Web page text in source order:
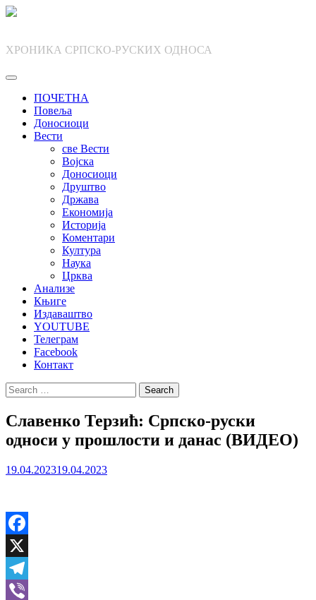
Skip
ХРОНИКА СРПСКО-РУСКИХ ОДНОСА
ПОЧЕТНА
Повеља
Доносиоци
Вести
све Вести
Војска
Доносиоци
Друштво
Држава
Економија
Историја
Коментари
Култура
Наука
Црква
Анализе
Књиге
Издаваштво
YOUTUBE
Телеграм
Facebook
Контакт
Search
for:
Славенко Терзић: Српско-руски
односи у прошлости и данас (ВИДЕО)
19.04.202319.04.2023
Facebook
X
Telegram